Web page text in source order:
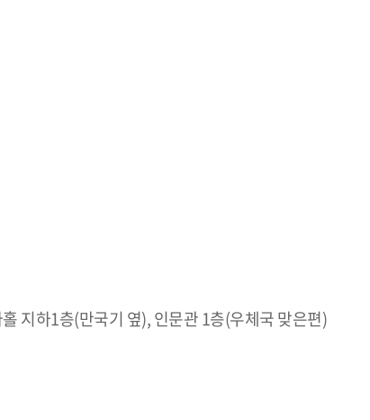
지하1층(만국기 옆), 인문관 1층(우체국 맞은편)